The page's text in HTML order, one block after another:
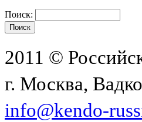
Поиск:
2011 ©
г. Москва,
info@kendo-